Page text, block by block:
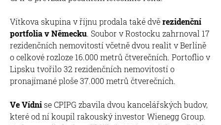
Vítkova skupina v říjnu prodala také dvěrezidenční
portfolia v Německu. Soubor v Rostocku zahrnoval 17
rezidenčních nemovitostí včetně dvou realit v Berlíně
o celkové rozloze 16.000 metrů čtverečních. Portoflio v
Lipsku tvořilo 32 rezidenčních nemovitostí o
pronajímané ploše 37.000 metrů čtverečních.
Ve Vídnise CPIPG zbavila dvou kancelářských budov,
které od ní koupil rakouský investor Wienegg Group.